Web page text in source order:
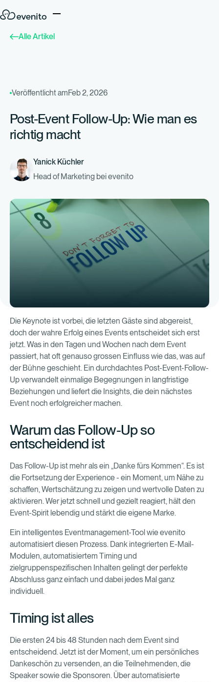
Alle Artikel
Veröffentlicht amFeb 2, 2026
Post-Event Follow-Up: Wie man es
richtig macht
Yanick Küchler
Head of Marketing bei evenito
Die Keynote ist vorbei, die letzten Gäste sind abgereist,
doch der wahre Erfolg eines Events entscheidet sich erst
jetzt. Was in den Tagen und Wochen nach dem Event
passiert, hat oft genauso grossen Einfluss wie das, was auf
der Bühne geschieht. Ein durchdachtes Post-Event-Follow-
Up verwandelt einmalige Begegnungen in langfristige
Beziehungen und liefert die Insights, die dein nächstes
Event noch erfolgreicher machen.
Warum das Follow-Up so
entscheidend ist
Das Follow-Up ist mehr als ein „Danke fürs Kommen“. Es ist
die Fortsetzung der Experience - ein Moment, um Nähe zu
schaffen, Wertschätzung zu zeigen und wertvolle Daten zu
aktivieren. Wer jetzt schnell und gezielt reagiert, hält den
Event-Spirit lebendig und stärkt die eigene Marke.
Ein intelligentes Eventmanagement-Tool wie evenito
automatisiert diesen Prozess. Dank integrierten E-Mail-
Modulen, automatisiertem Timing und
zielgruppenspezifischen Inhalten gelingt der perfekte
Abschluss ganz einfach und dabei jedes Mal ganz
individuell.
Timing ist alles
Die ersten 24 bis 48 Stunden nach dem Event sind
entscheidend. Jetzt ist der Moment, um ein persönliches
Dankeschön zu versenden, an die Teilnehmenden, die
Speaker sowie die Sponsoren. Über automatisierte